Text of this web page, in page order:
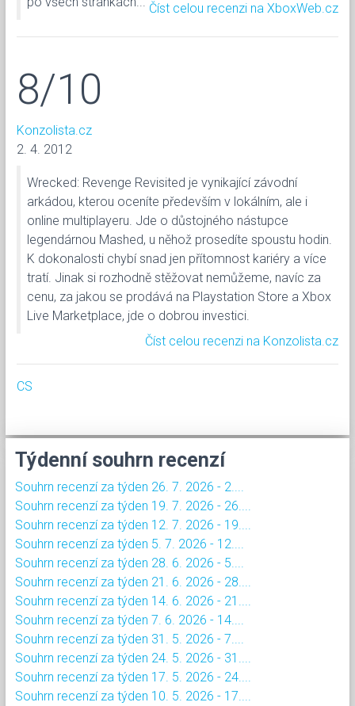
Číst celou recenzi na XboxWeb.cz
8/10
Konzolista.cz
2. 4. 2012
Wrecked: Revenge Revisited je vynikající závodní
arkádou, kterou oceníte především v lokálním, ale i
online multiplayeru. Jde o důstojného nástupce
legendárnou Mashed, u něhož prosedíte spoustu hodin.
K dokonalosti chybí snad jen přítomnost kariéry a více
tratí. Jinak si rozhodně stěžovat nemůžeme, navíc za
cenu, za jakou se prodává na Playstation Store a Xbox
Live Marketplace, jde o dobrou investici.
Číst celou recenzi na Konzolista.cz
CS
Týdenní souhrn recenzí
Souhrn recenzí za týden 26. 7. 2026 - 2....
Souhrn recenzí za týden 19. 7. 2026 - 26....
Souhrn recenzí za týden 12. 7. 2026 - 19....
Souhrn recenzí za týden 5. 7. 2026 - 12....
Souhrn recenzí za týden 28. 6. 2026 - 5....
Souhrn recenzí za týden 21. 6. 2026 - 28....
Souhrn recenzí za týden 14. 6. 2026 - 21....
Souhrn recenzí za týden 7. 6. 2026 - 14....
Souhrn recenzí za týden 31. 5. 2026 - 7....
Souhrn recenzí za týden 24. 5. 2026 - 31....
Souhrn recenzí za týden 17. 5. 2026 - 24....
Souhrn recenzí za týden 10. 5. 2026 - 17....